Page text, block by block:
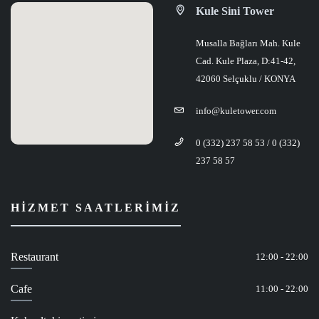
Kule Sini Tower
Musalla Bağları Mah. Kule
Cad. Kule Plaza, D:41-42,
42060 Selçuklu / KONYA
info@kuletower.com
0 (332) 237 58 53 / 0 (332)
237 58 57
HIZMET SAATLERIMIZ
Restaurant 12:00 - 22:00
Cafe 11:00 - 22:00